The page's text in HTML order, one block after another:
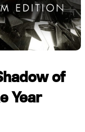
of
Year